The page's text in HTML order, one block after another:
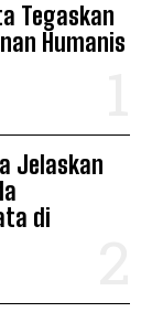
Tegaskan
Humanis
Jelaskan
di